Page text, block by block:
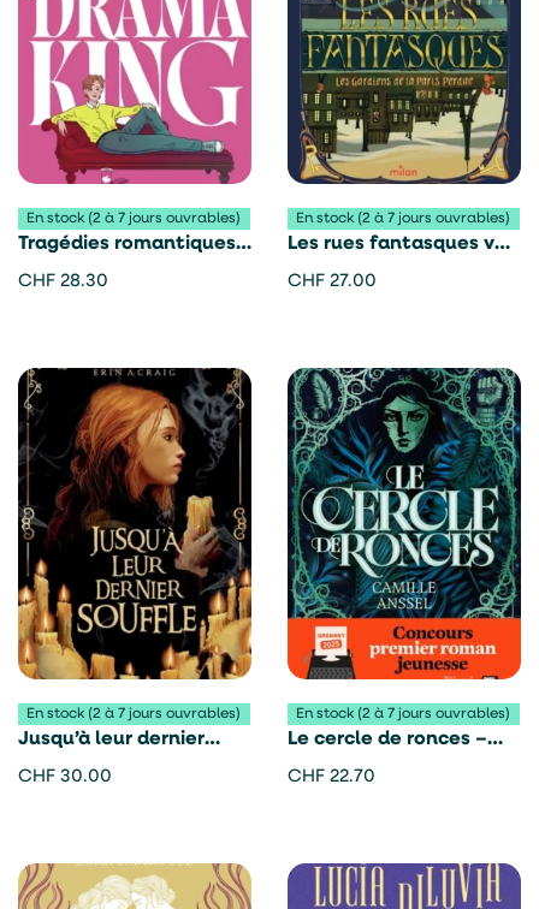
En stock (2 à 7 jours ouvrables)
Tragédies romantiques
d’un drama king – Harry
CHF 28.30
En stock (2 à 7 jours ouvrables)
Les rues fantasques vol.
1 – Edouard H. Blaes
CHF 27.00
En stock (2 à 7 jours ouvrables)
Jusqu’à leur dernier
souffle – Erin A. Craig
CHF 30.00
En stock (2 à 7 jours ouvrables)
Le cercle de ronces –
Camille Anssel
CHF 22.70